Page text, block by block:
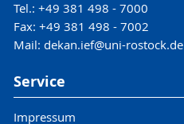
Tel.: +49 381 498 - 7000
Fax: +49 381 498 - 7002
Mail: dekan.ief@uni-rostock.de
Service
Impressum